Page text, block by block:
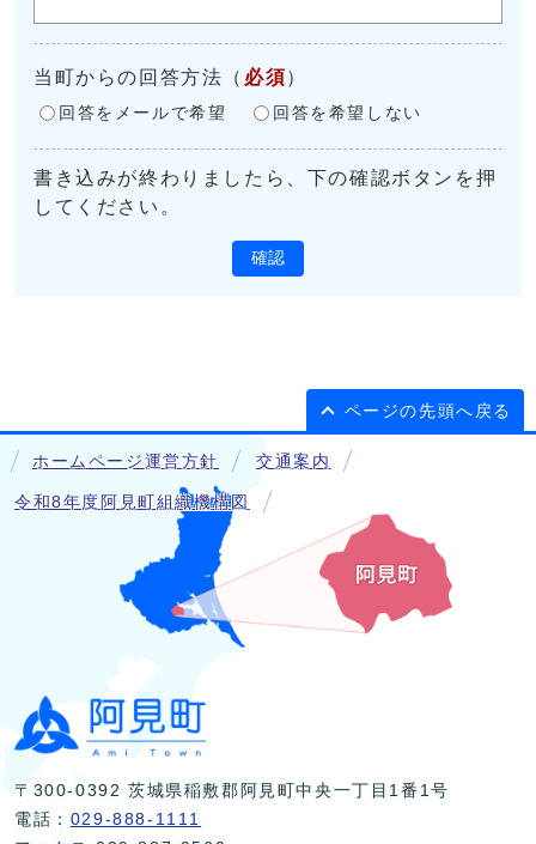
当町からの回答方法 （ 必須 ）
回答をメールで希望 回答を希望しない
書き込みが終わりましたら、下の確認ボタンを押
してください。
確認
ページの先頭へ戻る
ホームページ運営方針 交通案内
令和8年度阿見町組織機構図
〒300-0392 茨城県稲敷郡阿見町中央一丁目1番1号
電話： 029-888-1111